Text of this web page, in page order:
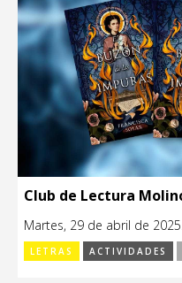
Club de Lectura
Martes, 29 de abril de
LETRAS ACTIVIDADES